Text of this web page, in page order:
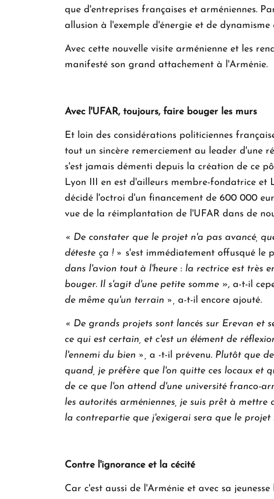
que d'entreprises françaises et arméniennes.
allusion à l'exemple d'énergie et de
Avec cette nouvelle visite arménienne et les
manifesté son grand attachement à l'Arménie.
Avec l'UFAR, toujours, faire bouger les murs
Et loin des considérations politiciennes
tout un sincère remerciement au leader d'une
s'est jamais démenti depuis la création de ce
Lyon III en est d'ailleurs membre-fondatrice et
décidé l'octroi d'un financement de 600 000
vue de la réimplantation de l'UFAR dans de
« De constater que le projet n'a pas avancé,
déteste ça ! » s'est immédiatement offusqué le
dans l'avion tout à l'heure : la rectrice est très
bouger. Il s'agit d'une petite somme », a-t-il
de même qu'un terrain », a-t-il encore ajouté.
« De grands projets sont lancés sur Erevan et
ce qui est certain, et c'est un élément de
l'ennemi du bien », a -t-il prévenu. Plutôt que
quand, je préfère que l'on quitte ces locaux et
de ce que l'on attend d'une université franco-
les autorités arméniennes, je suis prêt à
la contrepartie que j'exigerai sera que le projet
Contre l'ignorance et la cécité
Car c'est aussi de l'Arménie et avec sa